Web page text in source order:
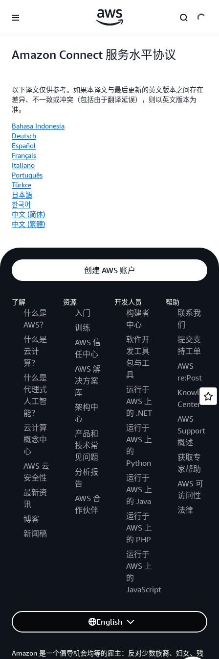
Amazon Connect 服务水平协议
以下译文仅供参考。如果本译文与最后更新的英文版本之间存在
差异、不一致或冲突（包括由于翻译延误），则以英文版本为
准。
Bahasa Indonesia
Deutsch
Español
Français
Italiano
Português
Türkçe
日本語
한국어
中文 (简体)
中文 (繁體)
创建 AWS 账户
了解
什么是
AWS？
什么是
云计
算？
什么是
代理式
人工智
能？
云计算
概念中
心
AWS 云
安全性
最新资
讯
博客
新闻稿
资源
入门
训练
AWS 信
任中心
AWS 解
决方案
库
架构中
心
产品和
技术常
见问题
分析报
告
AWS 合
作伙伴
开发人员
构建者
中心
软件开
发工具
包与工
具
运行于
AWS 上
的 .NET
运行于
AWS 上
的
Python
运行于
AWS 上
的 Java
运行于
AWS 上
的 PHP
运行于
AWS 上
的
JavaScript
帮助
联系我
们
提交支
持工单
AWS
re:Post
Knowledge
Center
AWS
Support
概述
获取专
家帮助
AWS 可
访问性
法律
English
Amazon 是一个倡导机会均等的雇主：反对少数族裔、妇女、残